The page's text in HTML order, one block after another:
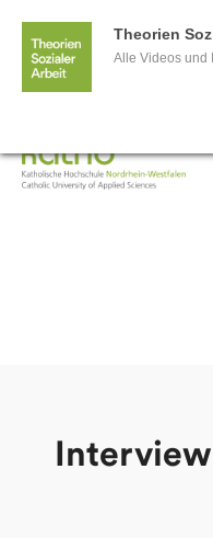
Theorien
Alle Videos und
Wir sagen